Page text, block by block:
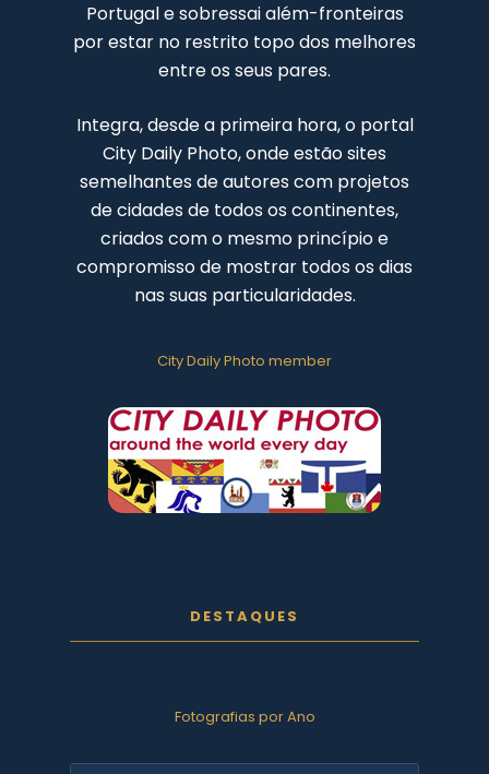
Portugal e sobressai além-fronteiras
por estar no restrito topo dos melhores
entre os seus pares.
Integra, desde a primeira hora, o portal
City Daily Photo, onde estão sites
semelhantes de autores com projetos
de cidades de todos os continentes,
criados com o mesmo princípio e
compromisso de mostrar todos os dias
nas suas particularidades.
City Daily Photo member
DESTAQUES
Fotografias por Ano